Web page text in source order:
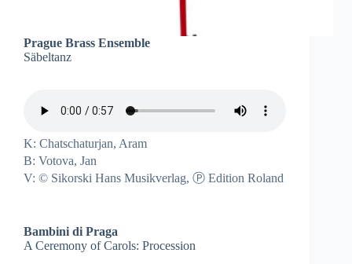
Prague Brass Ensemble
Säbeltanz
K: Chatschaturjan, Aram
B: Votova, Jan
V: © Sikorski Hans Musikverlag, Ⓟ Edition Roland
Bambini di Praga
A Ceremony of Carols: Procession